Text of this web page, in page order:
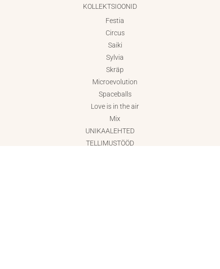
KOLLEKTSIOONID
Festia
Circus
Saiki
Sylvia
Skräp
Microevolution
Spaceballs
Love is in the air
Mix
UNIKAALEHTED
TELLIMUSTÖÖD